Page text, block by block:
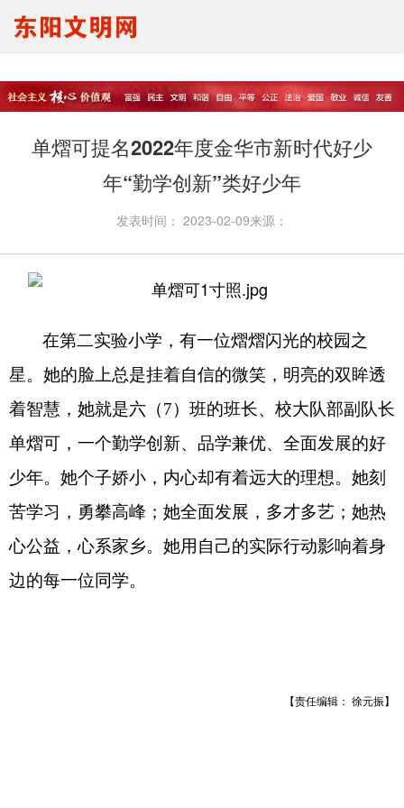
要闻报道 思想理论
文明创建
文明实践
文明培育
马生宣讲
我们的节日
未成年人
单熠可提名2022年度金华市新时代好少
年“勤学创新”类好少年
发表时间： 2023-02-09来源：
在第二实验小学，有一位熠熠闪光的校园之
星。她的脸上总是挂着自信的微笑，明亮的双眸透
着智慧，她就是六（7）班的班长、校大队部副队长
单熠可，一个勤学创新、品学兼优、全面发展的好
少年。 她个子娇小，内心却有着远大的理想。她刻
苦学习，勇攀高峰；她全面发展，多才多艺；她热
心公益，心系家乡。她用自己的实际行动影响着身
边的每一位同学。
【责任编辑： 徐元振】